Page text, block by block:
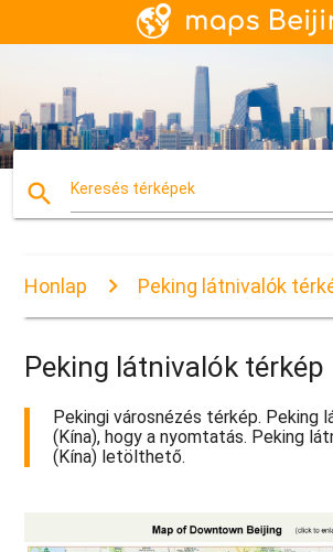
search Keresés térképek
Honlap Peking látnivalók
Peking látnivalók térkép
Pekingi városnézés térkép. Peking
(Kína), hogy a nyomtatás. Peking
(Kína) letölthető.